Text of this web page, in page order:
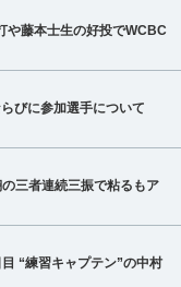
や藤本士生の好投でWCBC
びに参加選手について
三者連続三振で粘るもア
“練習キャプテン”の中村